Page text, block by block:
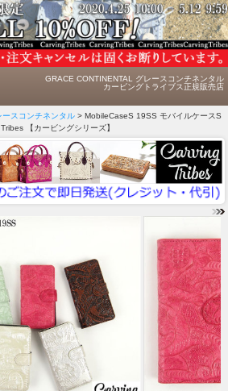
GRACE CONTINENTAL グレースコンチネンタル
カービングトライブス正規販売店
ースコンチネンタル > MobileCaseS 19SS モバイルケースS
【カービングシリーズ】